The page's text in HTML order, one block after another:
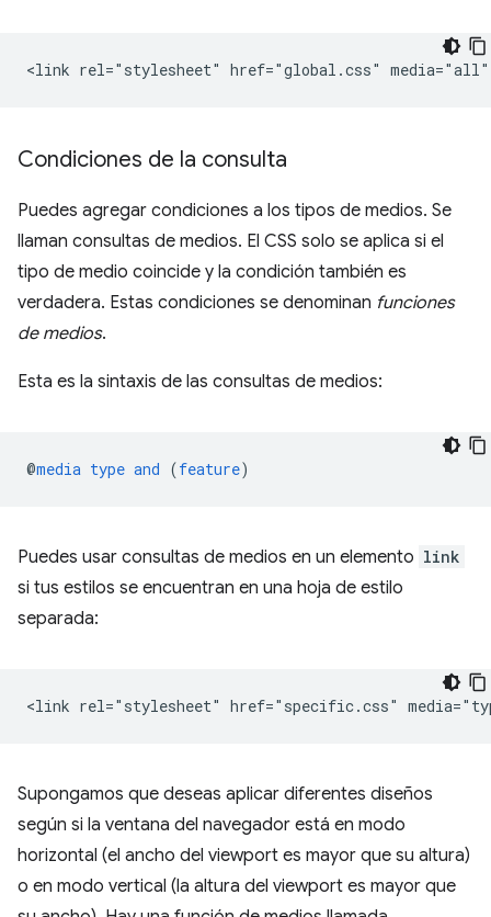
Condiciones de la consulta
Puedes agregar condiciones a los tipos de medios. Se
llaman consultas de medios. El CSS solo se aplica si el
tipo de medio coincide y la condición también es
verdadera. Estas condiciones se denominan funciones
de medios.
Esta es la sintaxis de las consultas de medios:
@media type and (feature)
Puedes usar consultas de medios en un elemento link
si tus estilos se encuentran en una hoja de estilo
separada:
Supongamos que deseas aplicar diferentes diseños
según si la ventana del navegador está en modo
horizontal (el ancho del viewport es mayor que su altura)
o en modo vertical (la altura del viewport es mayor que